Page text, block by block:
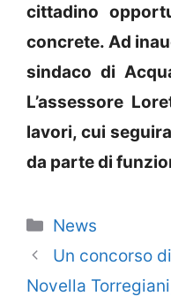
cittadino
concrete. Ad
sindaco di
L’assessore
lavori, cui
da parte di
Categorie
News
Un concorso
Novella